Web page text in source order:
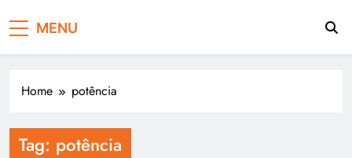
MENU
Home potência
Tag: potência